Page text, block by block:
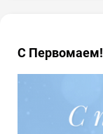
С Первомаем!